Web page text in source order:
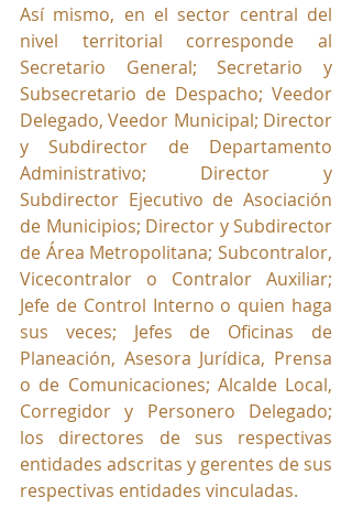
Así mismo, en el sector central del
nivel territorial corresponde al
Secretario General; Secretario y
Subsecretario de Despacho; Veedor
Delegado, Veedor Municipal; Director
y Subdirector de Departamento
Administrativo; Director y
Subdirector Ejecutivo de Asociación
de Municipios; Director y Subdirector
de Área Metropolitana; Subcontralor,
Vicecontralor o Contralor Auxiliar;
Jefe de Control Interno o quien haga
sus veces; Jefes de Oficinas de
Planeación, Asesora Jurídica, Prensa
o de Comunicaciones; Alcalde Local,
Corregidor y Personero Delegado;
los directores de sus respectivas
entidades adscritas y gerentes de sus
respectivas entidades vinculadas.